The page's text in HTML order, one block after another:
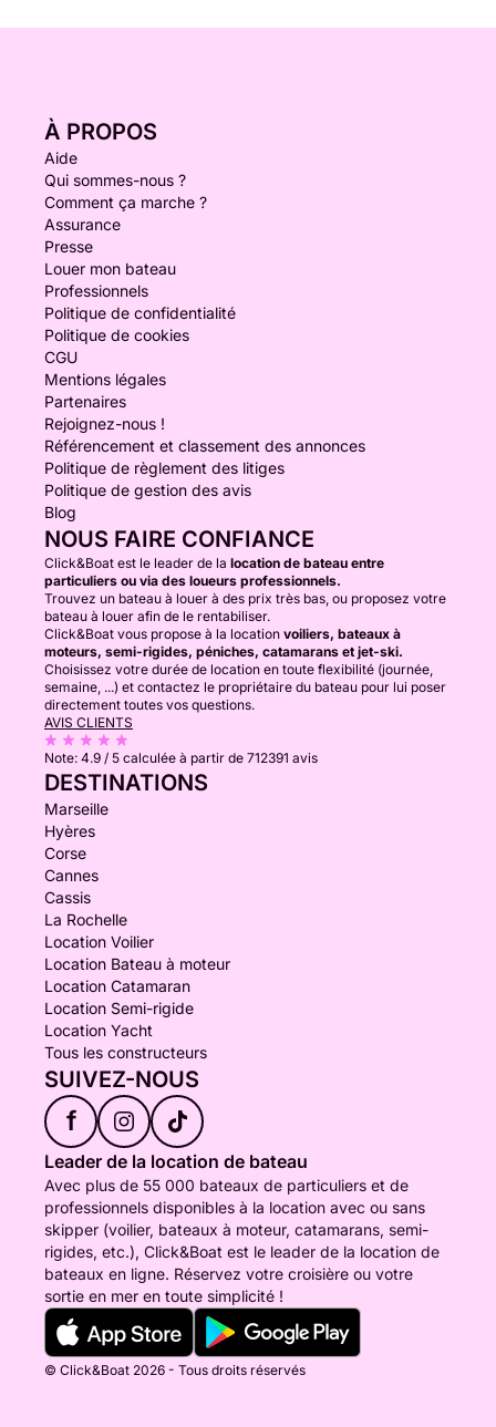
À PROPOS
Aide
Qui sommes-nous ?
Comment ça marche ?
Assurance
Presse
Louer mon bateau
Professionnels
Politique de confidentialité
Politique de cookies
CGU
Mentions légales
Partenaires
Rejoignez-nous !
Référencement et classement des annonces
Politique de règlement des litiges
Politique de gestion des avis
Blog
NOUS FAIRE CONFIANCE
Click&Boat est le leader de la location de bateau entre
particuliers ou via des loueurs professionnels.
Trouvez un bateau à louer à des prix très bas, ou proposez votre
bateau à louer afin de le rentabiliser.
Click&Boat vous propose à la location voiliers, bateaux à
moteurs, semi-rigides, péniches, catamarans et jet-ski.
Choisissez votre durée de location en toute flexibilité (journée,
semaine, ...) et contactez le propriétaire du bateau pour lui poser
directement toutes vos questions.
AVIS CLIENTS
Note: 4.9 / 5 calculée à partir de 712391 avis
DESTINATIONS
Marseille
Hyères
Corse
Cannes
Cassis
La Rochelle
Location Voilier
Location Bateau à moteur
Location Catamaran
Location Semi-rigide
Location Yacht
Tous les constructeurs
SUIVEZ-NOUS
f
Leader de la location de bateau
Avec plus de 55 000 bateaux de particuliers et de
professionnels disponibles à la location avec ou sans
skipper (voilier, bateaux à moteur, catamarans, semi-
rigides, etc.), Click&Boat est le leader de la location de
bateaux en ligne. Réservez votre croisière ou votre
sortie en mer en toute simplicité !
© Click&Boat 2026 - Tous droits réservés